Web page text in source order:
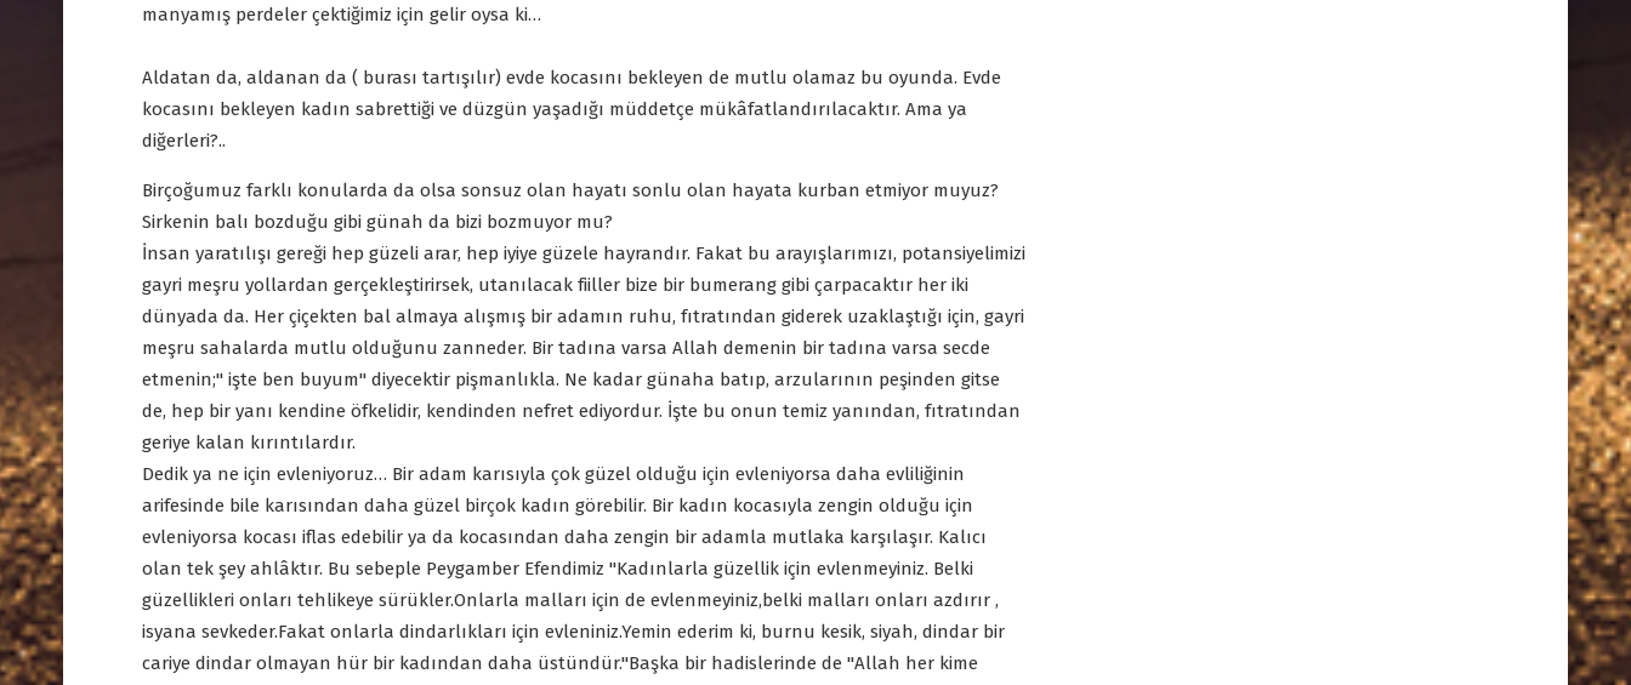
manyamış perdeler çektiğimiz için gelir oysa ki…
Aldatan da, aldanan da ( burası tartışılır) evde kocasını bekleyen de mutlu olamaz bu oyunda. Evde
kocasını bekleyen kadın sabrettiği ve düzgün yaşadığı müddetçe mükâfatlandırılacaktır. Ama ya
diğerleri?..
Birçoğumuz farklı konularda da olsa sonsuz olan hayatı sonlu olan hayata kurban etmiyor muyuz?
Sirkenin balı bozduğu gibi günah da bizi bozmuyor mu?
İnsan yaratılışı gereği hep güzeli arar, hep iyiye güzele hayrandır. Fakat bu arayışlarımızı, potansiyelimizi
gayri meşru yollardan gerçekleştirirsek, utanılacak fiiller bize bir bumerang gibi çarpacaktır her iki
dünyada da. Her çiçekten bal almaya alışmış bir adamın ruhu, fıtratından giderek uzaklaştığı için, gayri
meşru sahalarda mutlu olduğunu zanneder. Bir tadına varsa Allah demenin bir tadına varsa secde
etmenin;'' işte ben buyum'' diyecektir pişmanlıkla. Ne kadar günaha batıp, arzularının peşinden gitse
de, hep bir yanı kendine öfkelidir, kendinden nefret ediyordur. İşte bu onun temiz yanından, fıtratından
geriye kalan kırıntılardır.
Dedik ya ne için evleniyoruz… Bir adam karısıyla çok güzel olduğu için evleniyorsa daha evliliğinin
arifesinde bile karısından daha güzel birçok kadın görebilir. Bir kadın kocasıyla zengin olduğu için
evleniyorsa kocası iflas edebilir ya da kocasından daha zengin bir adamla mutlaka karşılaşır. Kalıcı
olan tek şey ahlâktır. Bu sebeple Peygamber Efendimiz ''Kadınlarla güzellik için evlenmeyiniz. Belki
güzellikleri onları tehlikeye sürükler.Onlarla malları için de evlenmeyiniz,belki malları onları azdırır ,
isyana sevkeder.Fakat onlarla dindarlıkları için evleniniz.Yemin ederim ki, burnu kesik, siyah, dindar bir
cariye dindar olmayan hür bir kadından daha üstündür.''Başka bir hadislerinde de ''Allah her kime